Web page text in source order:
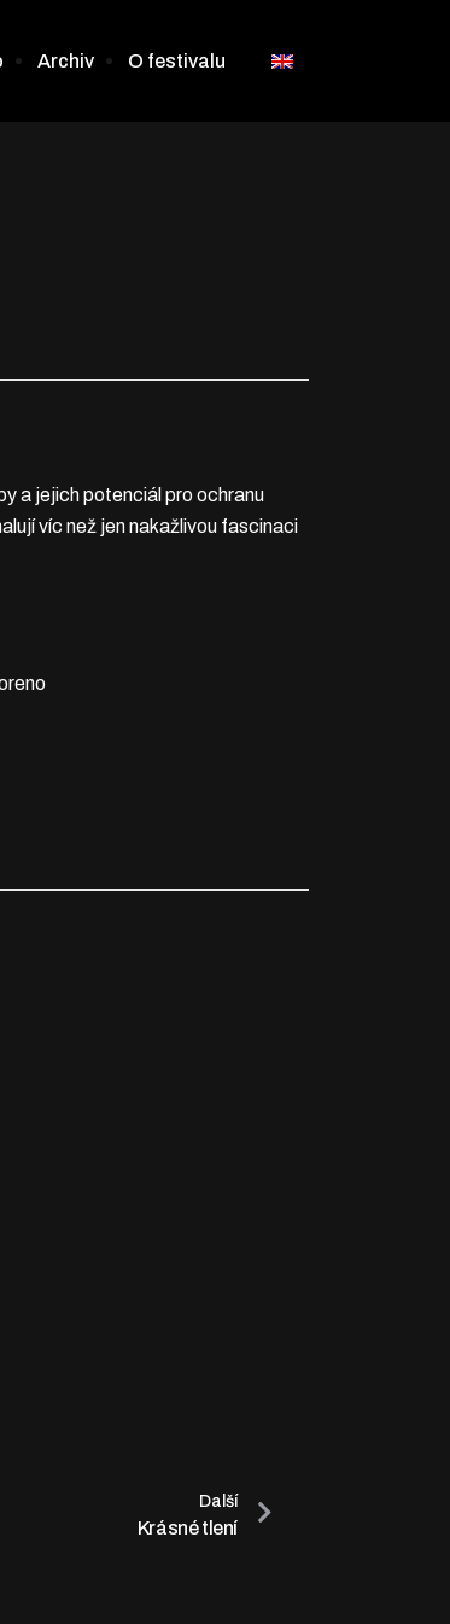
Archiv O festivalu
a jejich potenciál pro ochranu
víc než jen nakažlivou fascinaci
Další
Krásné tlení